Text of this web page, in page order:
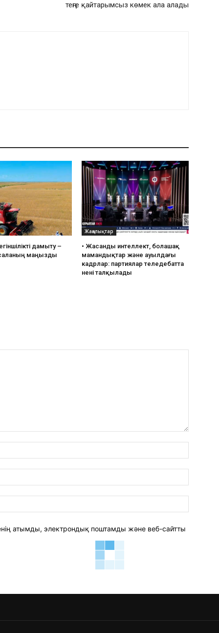
теңге қайтарымсыз көмек ала алады
дамыту –
маңызды
Жаңалықтар
• ⁠Жасанды интеллект, болашақ
мамандықтар және ауылдағы
кадрлар: партиялар теледебатта
нені талқылады
пошта:*
сайт:
атымды, электрондық поштамды және веб-сайтты